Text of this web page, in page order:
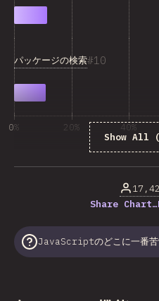
10
パッケージの検索
Show All
0% 20% 40%
Share Chart…
JavaScriptのどこに一番苦